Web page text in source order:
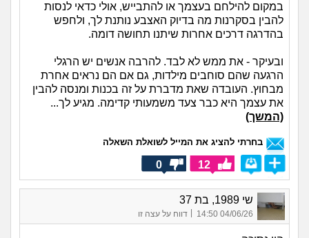
במקום להילחם בעצמך או להתבייש, אולי כדאי לנסות
להבין בסקרנות מה בדיוק האצבע נותנת לך, ולחפש
בהדרגה דרכים אחרות שיתנו תחושה דומה.
ובעיקר - את ממש לא לבד. להרבה אנשים יש הרגלי
הרגעה שהם סוחבים מילדות, גם אם הם נראים אחרת
מבחוץ. העובדה שאת מדברת על זה בכנות ומנסה להבין
את עצמך היא כבר צעד משמעותי קדימה. מגיע לך...
(המשך)
בחרתי להציג את המייל לשואלת השאלה
12
0
שי 1989, בת 37
04/06/26 14:50 דווח על עצה זו